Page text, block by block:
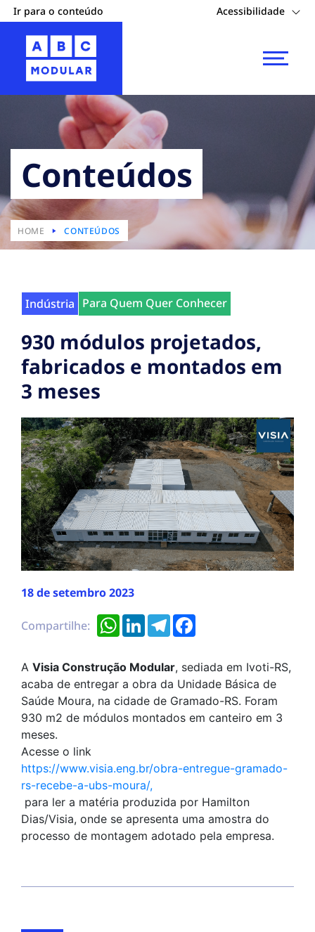
Ir para o conteúdo Acessibilidade
Conteúdos
HOME CONTEÚDOS
Indústria Para Quem Quer Conhecer
930 módulos projetados,
fabricados e montados em
3 meses
18 de setembro 2023
Compartilhe: WhatsApp
LinkedInTelegram
A Visia Construção Modular, sediada em Ivoti-RS,
acaba de entregar a obra da Unidade Básica de
Saúde Moura, na cidade de Gramado-RS. Foram
930 m2 de módulos montados em canteiro em 3
meses.
Acesse o link
https://www.visia.eng.br/obra-entregue-gramado-
rs-recebe-a-ubs-moura/,
para ler a matéria produzida por Hamilton
Dias/Visia, onde se apresenta uma amostra do
processo de montagem adotado pela empresa.